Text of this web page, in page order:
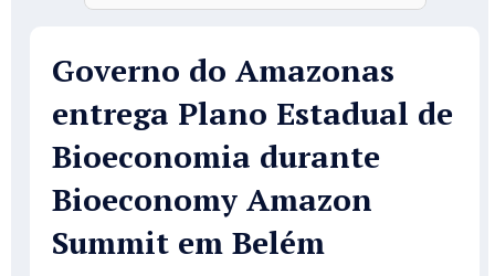
Governo do Amazonas
entrega Plano Estadual de
Bioeconomia durante
Bioeconomy Amazon
Summit em Belém